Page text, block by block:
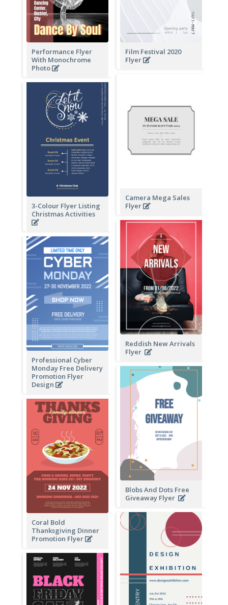
Performance Flyer
With Monochrome
Photo
3-Colour Flyer Listing
Christmas Activities
Professional Cyber
Monday Free Delivery
Promotion Flyer
Design
Coral Bold
Thanksgiving Dinner
Promotion Flyer
Film Festival 2020
Flyer
Camera Mega Sales
Flyer
Reddish New Arrivals
Flyer
Blobs And Dots Free
Giveaway Flyer